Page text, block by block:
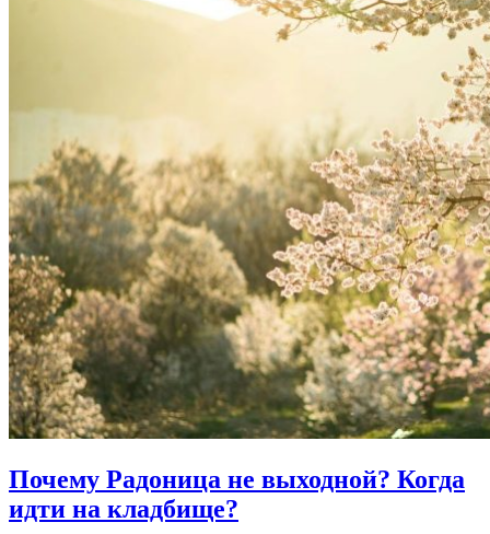
Почему Радоница не выходной? Когда
идти на кладбище?